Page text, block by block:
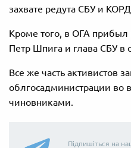
захвате редута СБУ и
Кроме того, в ОГА прибыл
Петр Шпига и глава СБУ в
Все же часть активистов
облгосадминистрации во
чиновниками.
Підпишіться на